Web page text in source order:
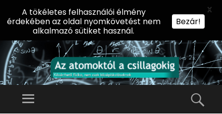
AZ
Menü
A tökéletes felhasználói élmény
érdekében az oldal nyomkövetést nem
alkalmazó sütiket használ.
Bezár!
X